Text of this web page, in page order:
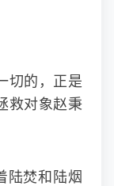
切的，正是
救对象赵秉
陆焚和陆烟